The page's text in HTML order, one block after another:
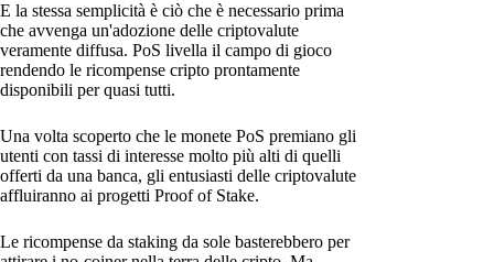
E la stessa semplicità è ciò che è necessario prima
che avvenga un'adozione delle criptovalute
veramente diffusa. PoS livella il campo di gioco
rendendo le ricompense cripto prontamente
disponibili per quasi tutti.
Una volta scoperto che le monete PoS premiano gli
utenti con tassi di interesse molto più alti di quelli
offerti da una banca, gli entusiasti delle criptovalute
affluiranno ai progetti Proof of Stake.
Le ricompense da staking da sole basterebbero per